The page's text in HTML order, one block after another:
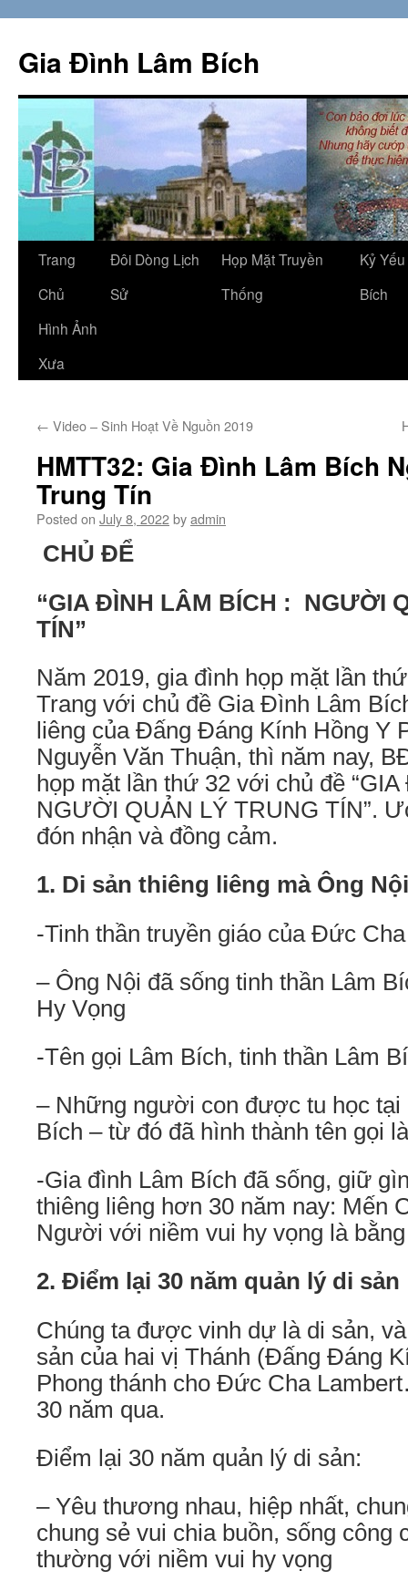
content
Gia Đình Lâm Bích
Trang
Chủ
Đôi Dòng Lịch
Sử
Họp Mặt Truyền
Thống
Kỷ
Bích
Hình Ảnh
Xưa
← Video – Sinh Hoạt Về Nguồn 2019
HMTT32: Gia Đình Lâm Bích
Trung Tín
Posted on July 8, 2022byadmin
CHỦ ĐỂ
“GIA ĐÌNH LÂM BÍCH :
NGƯỜI
TÍN”
Năm 2019, gia đình họp mặt lần
Trang với chủ đề Gia Đình Lâm
liêng của Đấng Đáng Kính Hồng Y
Nguyễn Văn Thuận, thì năm nay,
họp mặt lần thứ 32 với chủ đề
NGƯỜI QUẢN LÝ TRUNG TÍN”.
đón nhận và đồng cảm.
1. Di sản thiêng liêng mà Ông
-Tinh thần truyền giáo của Đức
– Ông Nội đã sống tinh thần Lâm
Hy Vọng
-Tên gọi Lâm Bích, tinh thần Lâm
– Những người con được tu học tại
Bích – từ đó đã hình thành tên gọi
-Gia đình Lâm Bích đã sống, giữ
thiêng liêng hơn 30 năm nay: Mến
Người với niềm vui hy vọng là
2. Điểm lại 30 năm quản lý di sản
Chúng ta được vinh dự là di sản,
sản của hai vị Thánh (Đấng Đáng
Phong thánh cho Đức Cha
30 năm qua.
Điểm lại 30 năm quản lý di sản:
– Yêu thương nhau, hiệp nhất,
chung sẻ vui chia buồn, sống công
thường với niềm vui hy vọng